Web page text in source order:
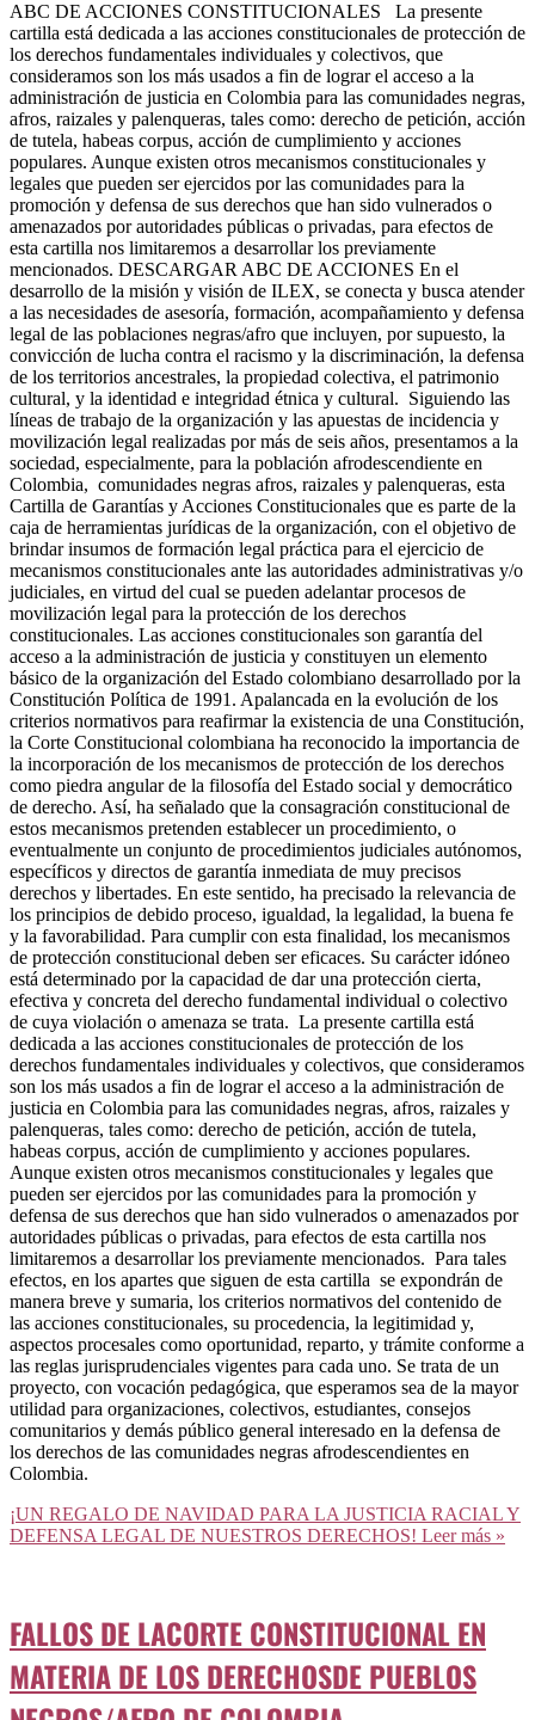
ABC DE ACCIONES CONSTITUCIONALES La presente
cartilla está dedicada a las acciones constitucionales de protección de
los derechos fundamentales individuales y colectivos, que
consideramos son los más usados a fin de lograr el acceso a la
administración de justicia en Colombia para las comunidades negras,
afros, raizales y palenqueras, tales como: derecho de petición, acción
de tutela, habeas corpus, acción de cumplimiento y acciones
populares. Aunque existen otros mecanismos constitucionales y
legales que pueden ser ejercidos por las comunidades para la
promoción y defensa de sus derechos que han sido vulnerados o
amenazados por autoridades públicas o privadas, para efectos de
esta cartilla nos limitaremos a desarrollar los previamente
mencionados. DESCARGAR ABC DE ACCIONES En el
desarrollo de la misión y visión de ILEX, se conecta y busca atender
a las necesidades de asesoría, formación, acompañamiento y defensa
legal de las poblaciones negras/afro que incluyen, por supuesto, la
convicción de lucha contra el racismo y la discriminación, la defensa
de los territorios ancestrales, la propiedad colectiva, el patrimonio
cultural, y la identidad e integridad étnica y cultural. Siguiendo las
líneas de trabajo de la organización y las apuestas de incidencia y
movilización legal realizadas por más de seis años, presentamos a la
sociedad, especialmente, para la población afrodescendiente en
Colombia, comunidades negras afros, raizales y palenqueras, esta
Cartilla de Garantías y Acciones Constitucionales que es parte de la
caja de herramientas jurídicas de la organización, con el objetivo de
brindar insumos de formación legal práctica para el ejercicio de
mecanismos constitucionales ante las autoridades administrativas y/o
judiciales, en virtud del cual se pueden adelantar procesos de
movilización legal para la protección de los derechos
constitucionales. Las acciones constitucionales son garantía del
acceso a la administración de justicia y constituyen un elemento
básico de la organización del Estado colombiano desarrollado por la
Constitución Política de 1991. Apalancada en la evolución de los
criterios normativos para reafirmar la existencia de una Constitución,
la Corte Constitucional colombiana ha reconocido la importancia de
la incorporación de los mecanismos de protección de los derechos
como piedra angular de la filosofía del Estado social y democrático
de derecho. Así, ha señalado que la consagración constitucional de
estos mecanismos pretenden establecer un procedimiento, o
eventualmente un conjunto de procedimientos judiciales autónomos,
específicos y directos de garantía inmediata de muy precisos
derechos y libertades. En este sentido, ha precisado la relevancia de
los principios de debido proceso, igualdad, la legalidad, la buena fe
y la favorabilidad. Para cumplir con esta finalidad, los mecanismos
de protección constitucional deben ser eficaces. Su carácter idóneo
está determinado por la capacidad de dar una protección cierta,
efectiva y concreta del derecho fundamental individual o colectivo
de cuya violación o amenaza se trata. La presente cartilla está
dedicada a las acciones constitucionales de protección de los
derechos fundamentales individuales y colectivos, que consideramos
son los más usados a fin de lograr el acceso a la administración de
justicia en Colombia para las comunidades negras, afros, raizales y
palenqueras, tales como: derecho de petición, acción de tutela,
habeas corpus, acción de cumplimiento y acciones populares.
Aunque existen otros mecanismos constitucionales y legales que
pueden ser ejercidos por las comunidades para la promoción y
defensa de sus derechos que han sido vulnerados o amenazados por
autoridades públicas o privadas, para efectos de esta cartilla nos
limitaremos a desarrollar los previamente mencionados. Para tales
efectos, en los apartes que siguen de esta cartilla se expondrán de
manera breve y sumaria, los criterios normativos del contenido de
las acciones constitucionales, su procedencia, la legitimidad y,
aspectos procesales como oportunidad, reparto, y trámite conforme a
las reglas jurisprudenciales vigentes para cada uno. Se trata de un
proyecto, con vocación pedagógica, que esperamos sea de la mayor
utilidad para organizaciones, colectivos, estudiantes, consejos
comunitarios y demás público general interesado en la defensa de
los derechos de las comunidades negras afrodescendientes en
Colombia.
¡UN REGALO DE NAVIDAD PARA LA JUSTICIA RACIAL Y
DEFENSA LEGAL DE NUESTROS DERECHOS! Leer más »
FALLOS DE LACORTE CONSTITUCIONAL EN
MATERIA DE LOS DERECHOSDE PUEBLOS